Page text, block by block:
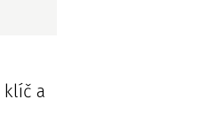
klíč a